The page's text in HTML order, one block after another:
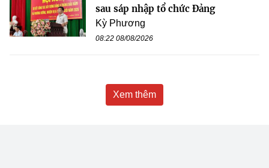
sau sáp nhập tổ chức Đảng
Kỳ Phương
08:22 08/08/2026
Xem thêm